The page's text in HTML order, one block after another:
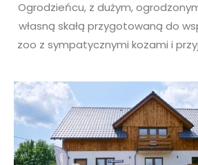
Ogrodzieńcu, z dużym,
własną skałą przygotowaną do
zoo z sympatycznymi kozami i